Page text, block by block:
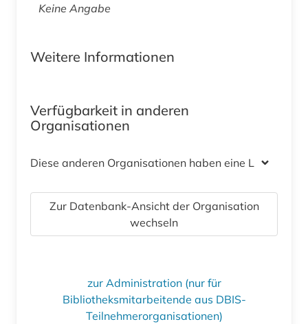
Keine Angabe
Weitere Informationen
Verfügbarkeit in anderen
Organisationen
Diese anderen Organisationen haben eine Lizenz
Zur Datenbank-Ansicht der Organisation
wechseln
zur Administration (nur für
Bibliotheksmitarbeitende aus DBIS-
Teilnehmerorganisationen)